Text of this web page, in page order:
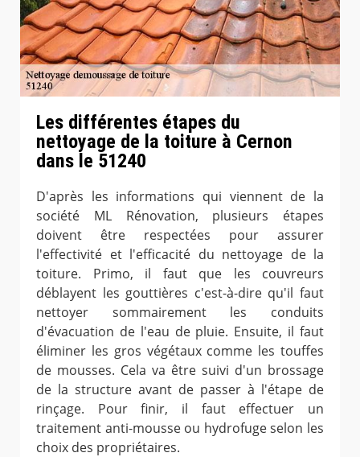
Les différentes étapes du
nettoyage de la toiture à Cernon
dans le 51240
D'après les informations qui viennent de la
société ML Rénovation, plusieurs étapes
doivent être respectées pour assurer
l'effectivité et l'efficacité du nettoyage de la
toiture. Primo, il faut que les couvreurs
déblayent les gouttières c'est-à-dire qu'il faut
nettoyer sommairement les conduits
d'évacuation de l'eau de pluie. Ensuite, il faut
éliminer les gros végétaux comme les touffes
de mousses. Cela va être suivi d'un brossage
de la structure avant de passer à l'étape de
rinçage. Pour finir, il faut effectuer un
traitement anti-mousse ou hydrofuge selon les
choix des propriétaires.